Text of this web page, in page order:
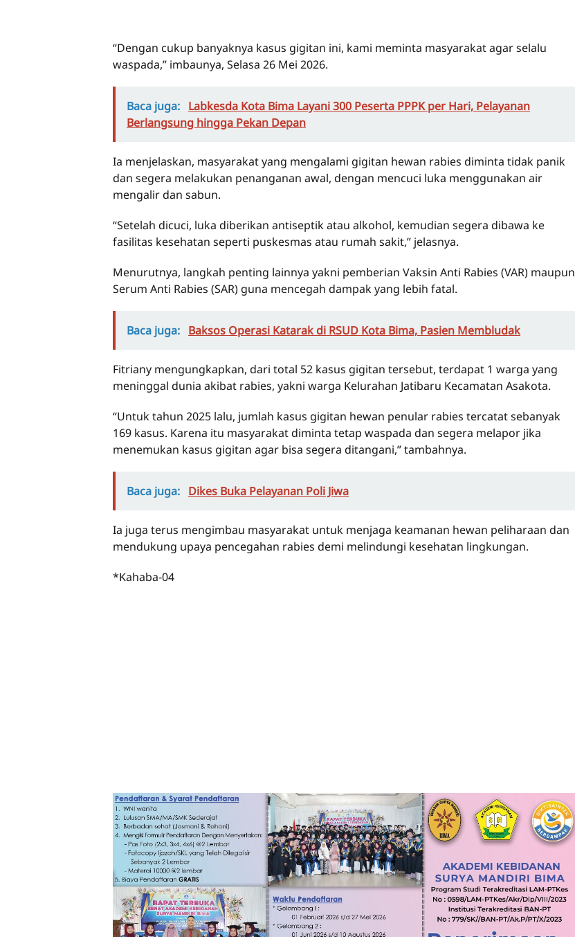
“Dengan cukup banyaknya kasus gigitan ini, kami meminta masyarakat agar selalu
waspada,” imbaunya, Selasa 26 Mei 2026.
Baca juga: Labkesda Kota Bima Layani 300 Peserta PPPK per Hari, Pelayanan
Berlangsung hingga Pekan Depan
Ia menjelaskan, masyarakat yang mengalami gigitan hewan rabies diminta tidak panik
dan segera melakukan penanganan awal, dengan mencuci luka menggunakan air
mengalir dan sabun.
“Setelah dicuci, luka diberikan antiseptik atau alkohol, kemudian segera dibawa ke
fasilitas kesehatan seperti puskesmas atau rumah sakit,” jelasnya.
Menurutnya, langkah penting lainnya yakni pemberian Vaksin Anti Rabies (VAR) maupun
Serum Anti Rabies (SAR) guna mencegah dampak yang lebih fatal.
Baca juga: Baksos Operasi Katarak di RSUD Kota Bima, Pasien Membludak
Fitriany mengungkapkan, dari total 52 kasus gigitan tersebut, terdapat 1 warga yang
meninggal dunia akibat rabies, yakni warga Kelurahan Jatibaru Kecamatan Asakota.
“Untuk tahun 2025 lalu, jumlah kasus gigitan hewan penular rabies tercatat sebanyak
169 kasus. Karena itu masyarakat diminta tetap waspada dan segera melapor jika
menemukan kasus gigitan agar bisa segera ditangani,” tambahnya.
Baca juga: Dikes Buka Pelayanan Poli Jiwa
Ia juga terus mengimbau masyarakat untuk menjaga keamanan hewan peliharaan dan
mendukung upaya pencegahan rabies demi melindungi kesehatan lingkungan.
*Kahaba-04